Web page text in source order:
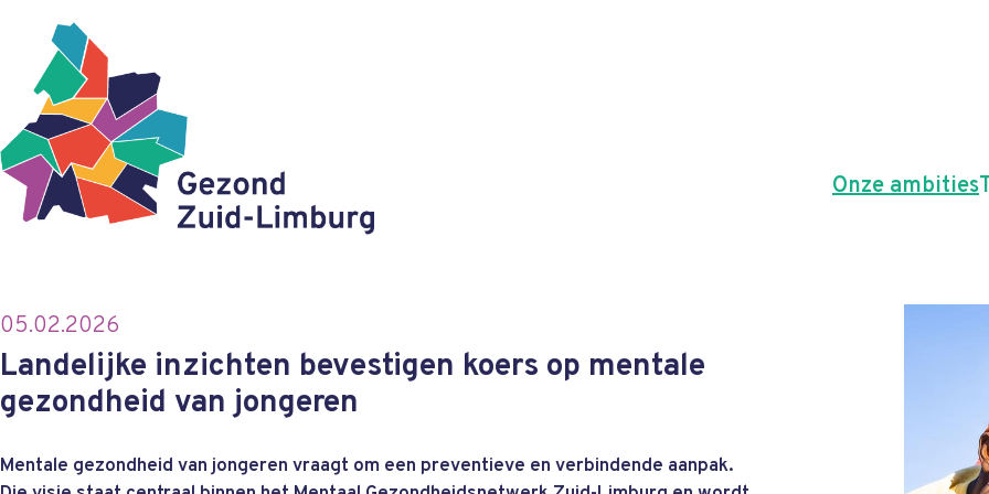
Onze ambities
05.02.2026
Landelijke inzichten bevestigen koers op mentale
gezondheid van jongeren
Mentale gezondheid van jongeren vraagt om een preventieve en verbindende aanpak.